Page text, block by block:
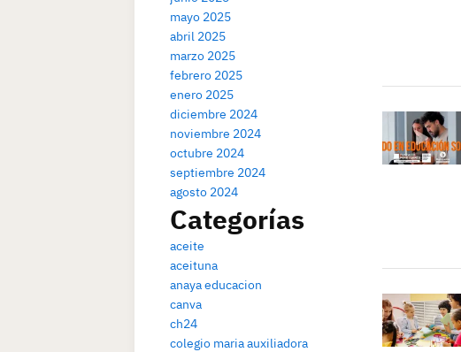
mayo 2025
abril 2025
marzo 2025
febrero 2025
enero 2025
diciembre 2024
noviembre 2024
octubre 2024
septiembre 2024
agosto 2024
Categorías
aceite
aceituna
anaya educacion
canva
ch24
colegio maria auxiliadora